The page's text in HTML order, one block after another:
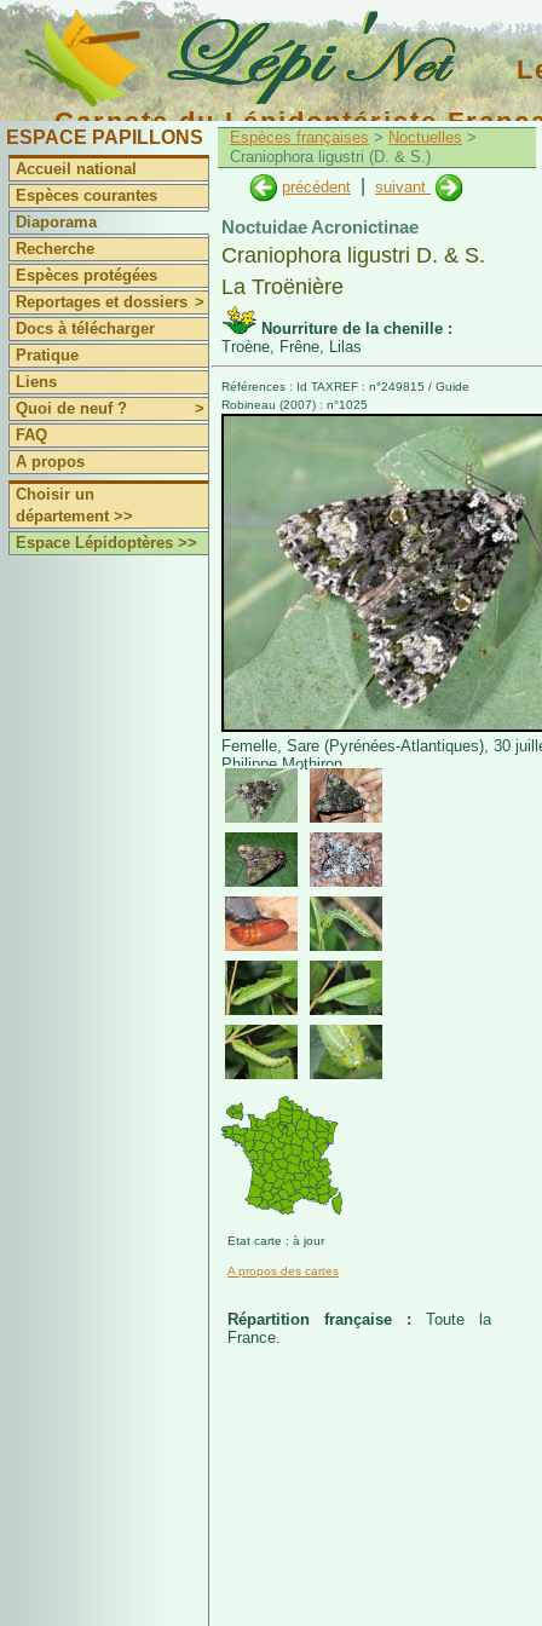
Carnets du Lépidoptériste
ESPACE PAPILLONS
Accueil national
Espèces courantes
Diaporama
Recherche
Espèces protégées
Reportages et dossiers >
Docs à télécharger
Pratique
Liens
Quoi de neuf ?
>
FAQ
A propos
Choisir un
département >>
Espace Lépidoptères >>
Espèces françaises > Noctuelles >
Craniophora ligustri (D. & S.)
précédent
suivant
Noctuidae Acronictinae
Craniophora ligustri D. & S.
La Troënière
Nourriture de la chenille :
Troène, Frêne, Lilas
Références : Id TAXREF : n°249815 / Guide
Robineau (2007) : n°1025
Femelle, Sare (Pyrénées-Atlantiques), 30
Philippe Mothiron.
Etat carte : à jour
A propos des cartes
Répartition française : Toute la
France.